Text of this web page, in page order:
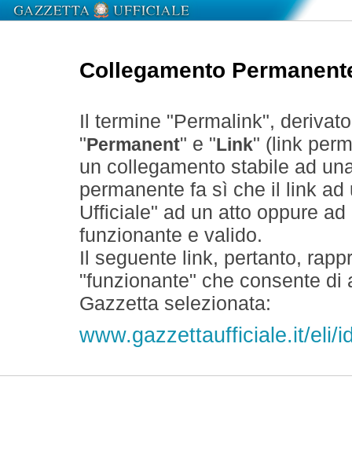
Collegamento
Il termine "Permalink",
" Permanent" e " Link" (link
un collegamento stabile ad
permanente fa sì che il link
Ufficiale" ad un atto oppure
funzionante e valido.
Il seguente link, pertanto,
"funzionante" che consente
Gazzetta selezionata:
www.gazzettaufficiale.it/eli/